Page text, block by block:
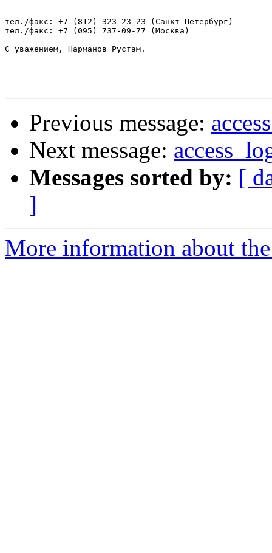
--
тел./факс: +7 (812) 323-23-23 (Санкт-Петербург)
тел./факс: +7 (095) 737-09-77 (Москва)
С уважением, Нарманов Рустам.
Previous message:
Next message:
Messages sorted by: [
]
More information about